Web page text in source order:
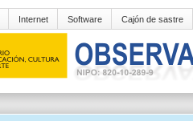
Internet Software Cajón de sastre